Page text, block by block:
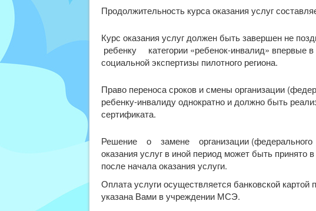
Продолжительность курса оказания услуг
Курс оказания услуг должен быть завершен не
ребенку категории «ребенок-инвалид» впервые
социальной экспертизы пилотного региона.
Право переноса сроков и смены организации
ребенку-инвалиду однократно и должно быть
сертификата.
Решение о замене организации (федерального
оказания услуг в иной период может быть принято
после начала оказания услуги.
Оплата услуги осуществляется банковской
указана Вами в учреждении МСЭ.